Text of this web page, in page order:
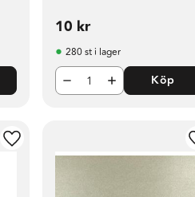
10 kr
280 st i lager
Köp
Lägg till i favoriter